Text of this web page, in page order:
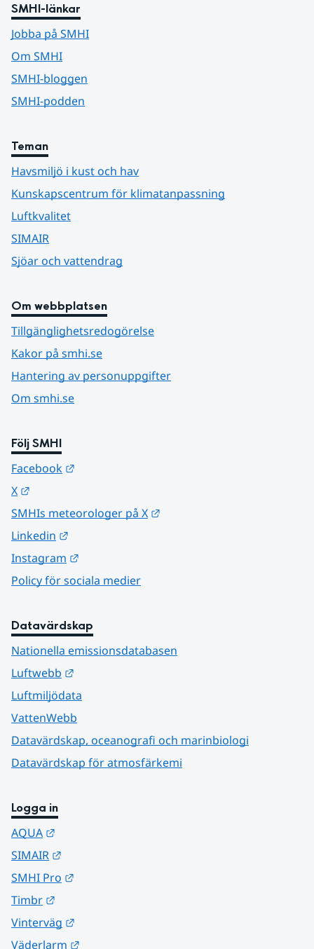
SMHI-länkar
Jobba på SMHI
Om SMHI
SMHI-bloggen
SMHI-podden
Teman
Havsmiljö i kust och hav
Kunskapscentrum för klimatanpassning
Luftkvalitet
SIMAIR
Sjöar och vattendrag
Om webbplatsen
Tillgänglighetsredogörelse
Kakor på smhi.se
Hantering av personuppgifter
Om smhi.se
Följ SMHI
Facebook
X
SMHIs meteorologer på X
Linkedin
Instagram
Policy för sociala medier
Datavärdskap
Nationella emissionsdatabasen
Luftwebb
Luftmiljödata
VattenWebb
Datavärdskap, oceanografi och marinbiologi
Datavärdskap för atmosfärkemi
Logga in
AQUA
SIMAIR
SMHI Pro
Timbr
Vinterväg
Väderlarm